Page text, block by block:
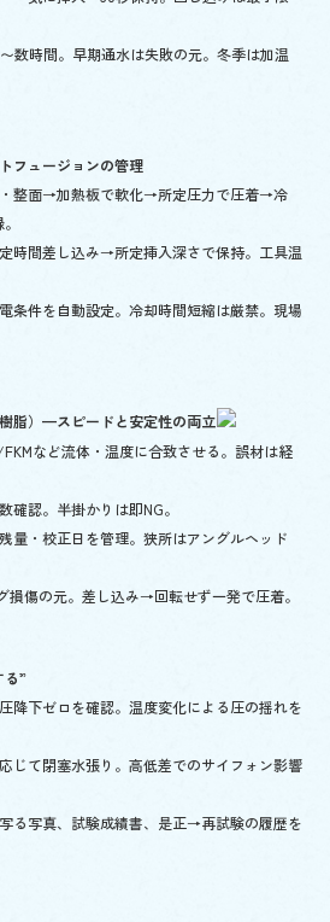
数時間。早期通水は失敗の元。冬季は加温
フュージョンの管理
・整面→加熱板で軟化→所定圧力で圧着→冷
時間差し込み→所定挿入深さで保持。工具温
条件を自動設定。冷却時間短縮は厳禁。現場
脂）—スピードと安定性の両立
など流体・温度に合致させる。誤材は経
確認。半掛かりは即NG。
量・校正日を管理。狭所はアングルヘッド
損傷の元。差し込み→回転せず一発で圧着。
”
降下ゼロを確認。温度変化による圧の揺れを
じて閉塞水張り。高低差でのサイフォン影響
る写真、試験成績書、是正→再試験の履歴を